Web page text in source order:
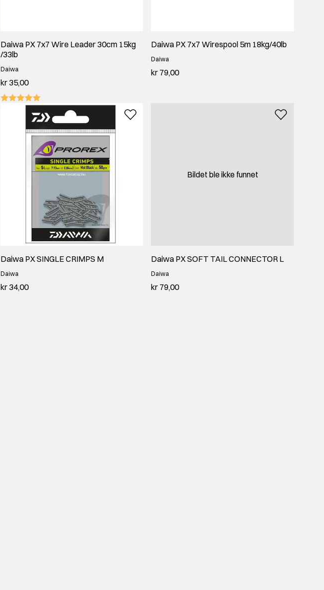
Daiwa PX 7x7 Wire Leader 30cm 15kg
/33lb
Daiwa
kr 35,00
Daiwa PX 7x7 Wirespool 5m 18kg/40lb
Daiwa
kr 79,00
Daiwa PX SINGLE CRIMPS M
Daiwa
kr 34,00
Bildet ble ikke funnet
Daiwa PX SOFT TAIL CONNECTOR L
Daiwa
kr 79,00